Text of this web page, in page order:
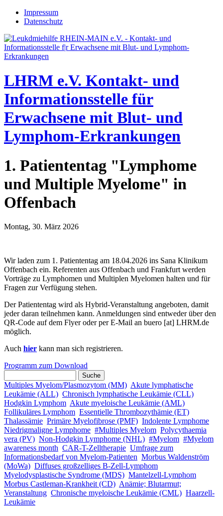
Jump to navigation
Impressum
Datenschutz
LHRM e.V. Kontakt- und
Informationsstelle für
Erwachsene mit Blut- und
Lymphom-Erkrankungen
1. Patiententag "Lymphome
und Multiple Myelome" in
Offenbach
Montag, 30. März 2026
Wir laden zum 1. Patiententag am 18.04.2026 ins Sana Klinikum
Offenbach ein. Referenten aus Offenbach und Frankfurt werden
Vorträge zu Lymphomen und Multiplen Myelomen halten und für
Fragen zur Verfügung stehen.
Der Patiententag wird als Hybrid-Veranstaltung angeboten, damit
jeder daran teilnehmen kann. Anmeldungen sind entweder über den
QR-Code auf dem Flyer oder per E-Mail an buero [at] LHRM.de
möglich.
Auch hier kann man sich registrieren.
Programm zum Download
Suchformular
Multiples Myelom/Plasmozytom (MM) Akute lymphatische
Leukämie (ALL) Chronisch lymphatische Leukämie (CLL)
Hodgkin Lymphom Akute myeloische Leukämie (AML)
Follikuläres Lymphom Essentielle Thrombozythämie (ET)
Thalassämie Primäre Myelofibrose (PMF) Indolente Lymphome
Niedrigmaligne Lymphome #Multiples Myelom Polycythaemia
vera (PV) Non-Hodgkin Lymphome (NHL) #Myelom #Myelom
awareness month CAR-T-Zelltherapie Umfrage zum
Informationsbedarf von Myelom-Patienten Morbus Waldenström
(MoWa) Diffuses großzelliges B-Zell-Lymphom
Myelodysplastische Syndrome (MDS) Mantelzell-Lymphom
Morbus Castleman-Krankheit (CD) Anämie; Blutarmut;
Veranstaltung Chronische myeloische Leukämie (CML) Haarzell-
Leukämie